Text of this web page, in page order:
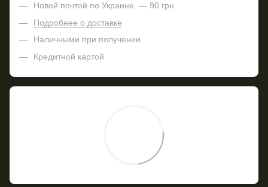
Новой почтой по Украине — 90 грн.
Подробнее о доставке
Наличными при получении
Кредитной картой